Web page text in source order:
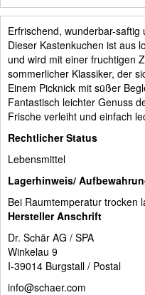
Erfrischend, wunderbar-saftig
Dieser Kastenkuchen ist aus
und wird mit einer fruchtigen
sommerlicher Klassiker, der
Einem Picknick mit süßer
Fantastisch leichter Genuss
Frische verleiht und einfach
Rechtlicher Status
Lebensmittel
Lagerhinweis/
Bei Raumtemperatur trocken
Hersteller Anschrift
Dr. Schär AG / SPA
Winkelau 9
I-39014 Burgstall / Postal
info@schaer.com